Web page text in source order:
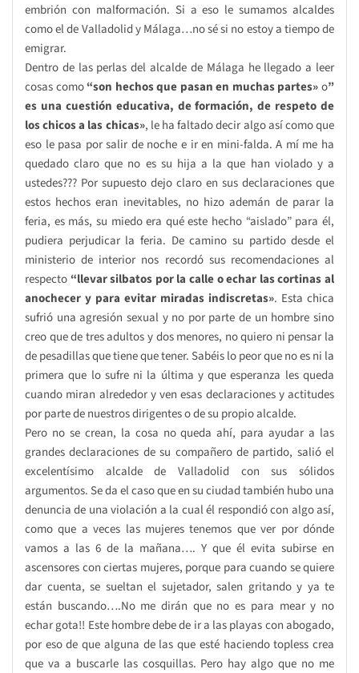
embrión con malformación. Si a eso le sumamos alcaldes
como el de Valladolid y Málaga…no sé si no estoy a tiempo de
emigrar.
Dentro de las perlas del alcalde de Málaga he llegado a leer
cosas como“son hechos que pasan en muchas partes»o”
es una cuestión educativa, de formación, de respeto de
los chicos a las chicas», le ha faltado decir algo así como que
eso le pasa por salir de noche e ir en mini-falda. A mí me ha
quedado claro que no es su hija a la que han violado y a
ustedes??? Por supuesto dejo claro en sus declaraciones que
estos hechos eran inevitables, no hizo ademán de parar la
feria, es más, su miedo era qué este hecho “aislado” para él,
pudiera perjudicar la feria. De camino su partido desde el
ministerio de interior nos recordó sus recomendaciones al
respecto“llevar silbatos por la calle o echar las cortinas al
anochecer y para evitar miradas indiscretas». Esta chica
sufrió una agresión sexual y no por parte de un hombre sino
creo que de tres adultos y dos menores, no quiero ni pensar la
de pesadillas que tiene que tener. Sabéis lo peor que no es ni la
primera que lo sufre ni la última y que esperanza les queda
cuando miran alrededor y ven esas declaraciones y actitudes
por parte de nuestros dirigentes o de su propio alcalde.
Pero no se crean, la cosa no queda ahí, para ayudar a las
grandes declaraciones de su compañero de partido, salió el
excelentísimo alcalde de Valladolid con sus sólidos
argumentos. Se da el caso que en su ciudad también hubo una
denuncia de una violación a la cual él respondió con algo así,
como que a veces las mujeres tenemos que ver por dónde
vamos a las 6 de la mañana…. Y que él evita subirse en
ascensores con ciertas mujeres, porque para cuando se quiere
dar cuenta, se sueltan el sujetador, salen gritando y ya te
están buscando….No me dirán que no es para mear y no
echar gota!! Este hombre debe de ir a las playas con abogado,
por eso de que alguna de las que esté haciendo topless crea
que va a buscarle las cosquillas. Pero hay algo que no me